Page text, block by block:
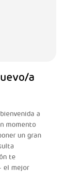
a
a
momento
un gran
te
el mejor